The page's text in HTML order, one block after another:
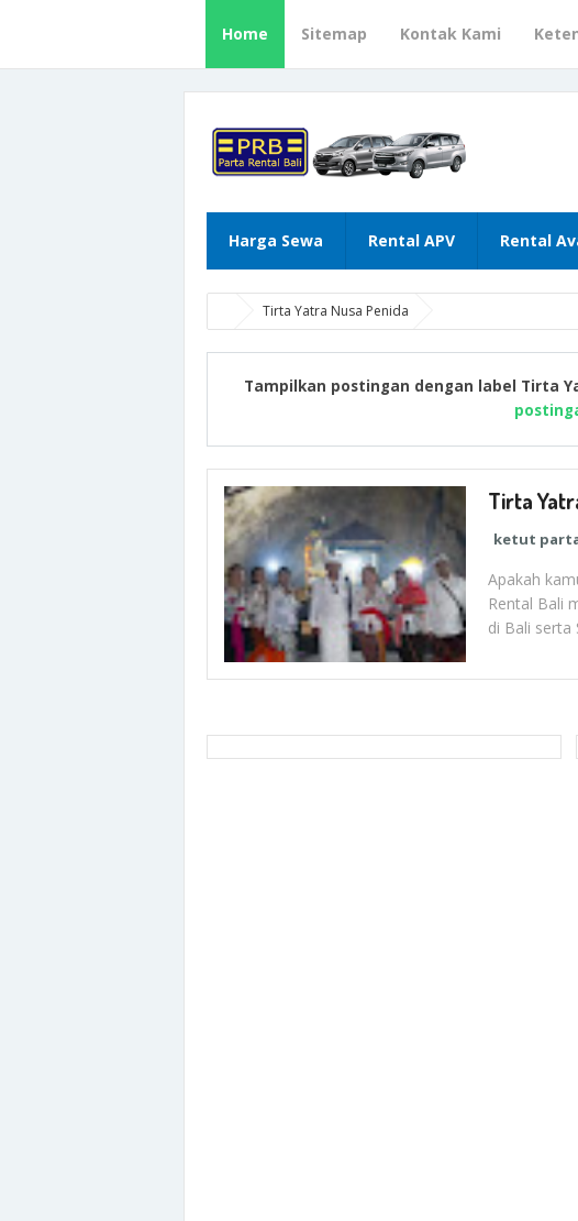
Home Sitemap Kontak Kami
Harga Sewa Rental APV Rental
Tirta Yatra Nusa Penida
Tampilkan postingan dengan label Tirta
Tirta
ketut
Apakah
Rental Bali
di Bali serta